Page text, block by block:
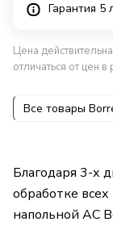
Гарантия 5
Цена
отличаться от цен
Все товары
Благодаря 3-х
обработке
напольной АС